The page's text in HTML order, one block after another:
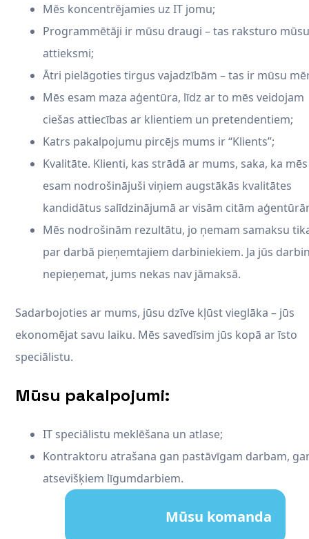
Mēs koncentrējamies uz IT jomu;
Programmētāji ir mūsu draugi – tas raksturo
attieksmi;
Ātri pielāgoties tirgus vajadzībām – tas ir mūsu
Mēs esam maza aģentūra, līdz ar to mēs veidojam
ciešas attiecības ar klientiem un pretendentiem;
Katrs pakalpojumu pircējs mums ir “Klients”;
Kvalitāte. Klienti, kas strādā ar mums, saka, ka mēs
esam nodrošinājuši viņiem augstākās kvalitātes
kandidātus salīdzinājumā ar visām citām
Mēs nodrošinām rezultātu, jo ņemam samaksu
par darbā pieņemtajiem darbiniekiem. Ja jūs
nepieņemat, jums nekas nav jāmaksā.
Sadarbojoties ar mums, jūsu dzīve kļūst vieglāka – jūs
ekonomējat savu laiku. Mēs savedīsim jūs kopā ar īsto
speciālistu.
Mūsu pakalpojumi:
IT speciālistu meklēšana un atlase;
Kontraktoru atrašana gan pastāvīgam darbam,
atsevišķiem līgumdarbiem.
Mūsu komanda